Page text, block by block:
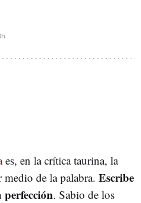
es, en la crítica taurina, la
de la palabra. Escribe
. Sabio de los